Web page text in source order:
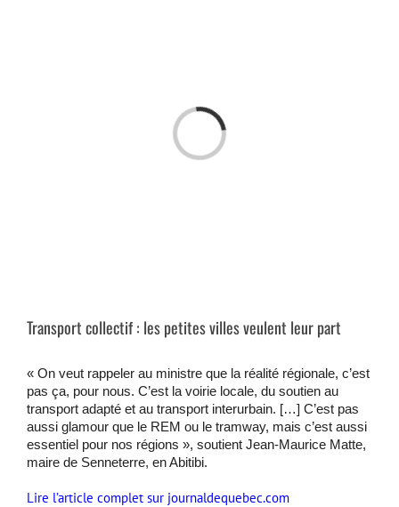
Chargement…
Transport collectif : les petites villes veulent leur part
« On veut rappeler au ministre que la réalité régionale, c’est
pas ça, pour nous. C’est la voirie locale, du soutien au
transport adapté et au transport interurbain. […] C’est pas
aussi glamour que le REM ou le tramway, mais c’est aussi
essentiel pour nos régions », soutient Jean-Maurice Matte,
maire de Senneterre, en Abitibi.
Lire l’article complet sur journaldequebec.com